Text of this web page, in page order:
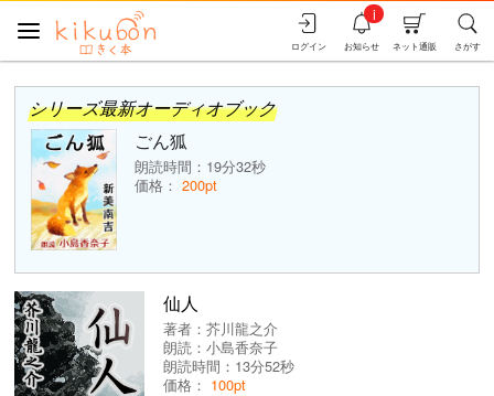
さがす
ネット通販
お知らせ
i
ログイン
シリーズ最新オーディオブック
ごん狐
朗読時間：19分32秒
価格：200pt
仙人
著者：芥川龍之介
朗読：小島香奈子
朗読時間：13分52秒
価格： 100pt